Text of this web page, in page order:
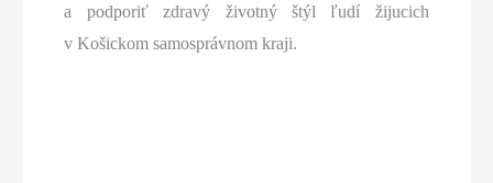
a podporiť zdravý životný štýl ľudí žijucich
v Košickom samosprávnom kraji.